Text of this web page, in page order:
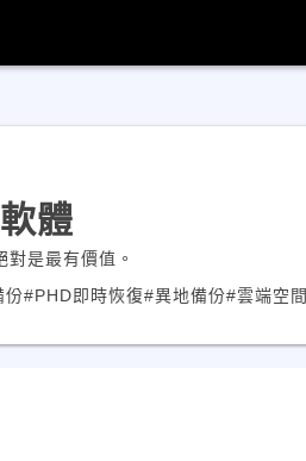
體
是最有價值。
份#PHD即時恢復#異地備份#雲端空間